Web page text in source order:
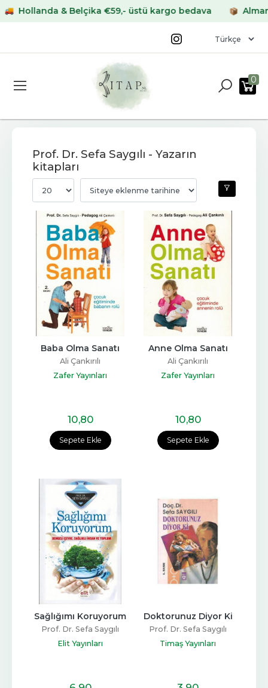
& Belçika €59,- üstü kargo bedava Almanya &
0
Prof. Dr. Sefa Saygılı - Yazarın
kitapları
Sepete Ekle
Baba Olma Sanatı
Ali Çankırılı
Zafer Yayınları
10,80
Sepete Ekle
Anne Olma Sanatı
Ali Çankırılı
Zafer Yayınları
10,80
Sağlığımı Koruyorum
Prof. Dr. Sefa Saygılı
Elit Yayınları
Doktorunuz Diyor Ki
Prof. Dr. Sefa Saygılı
Timaş Yayınları